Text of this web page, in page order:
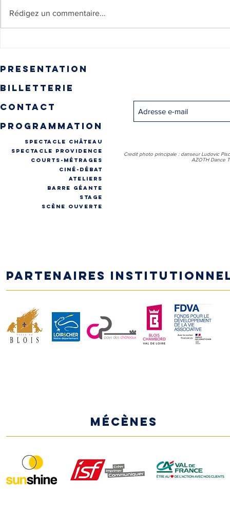
Rédigez un commentaire...
presentation
billetterie
contact
programmation
spectacle château
spectacle providence
COURTS-MÉTRAGES
CINÉ-DÉBAT
ateliers
Barre géante
stage
Scène ouverte
Credit photo principale : danseur Ludovic
AZOTH Dance
Partenaires
MÉCÈNES